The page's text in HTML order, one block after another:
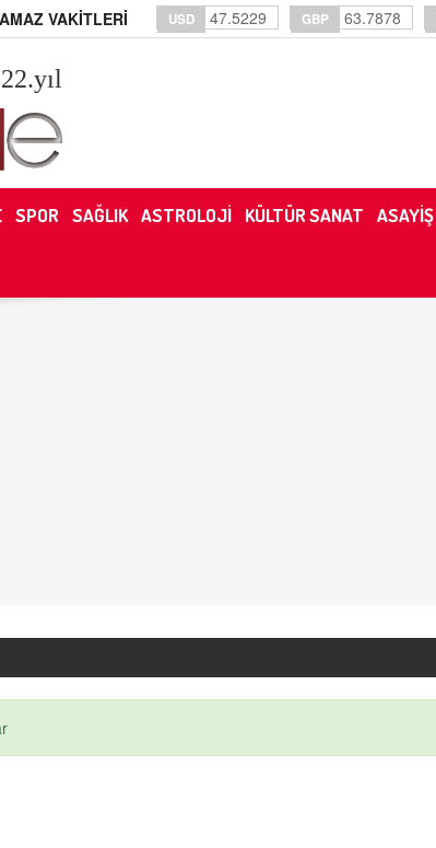
VAKİTLERİ USD 47.5229 GBP 63.7878
22.yıl
SPOR SAĞLIK ASTROLOJİ KÜLTÜR SANAT ASAYİŞ